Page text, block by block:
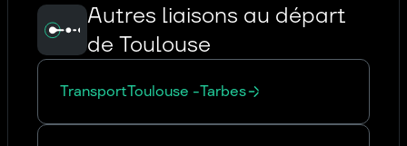
Autres liaisons au départ
de Toulouse
TransportToulouse -Tarbes